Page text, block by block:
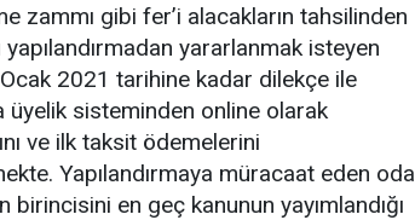
zammı gibi fer’i alacakların tahsilinden
yararlanmak isteyen
2021 tarihine kadar dilekçe ile
sisteminden online olarak
ve ilk taksit ödemelerini
Yapılandırmaya müracaat eden oda
en geç kanunun yayımlandığı